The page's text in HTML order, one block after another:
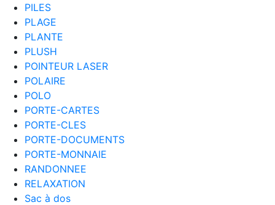
PILES
PLAGE
PLANTE
PLUSH
POINTEUR LASER
POLAIRE
POLO
PORTE-CARTES
PORTE-CLES
PORTE-DOCUMENTS
PORTE-MONNAIE
RANDONNEE
RELAXATION
Sac à dos